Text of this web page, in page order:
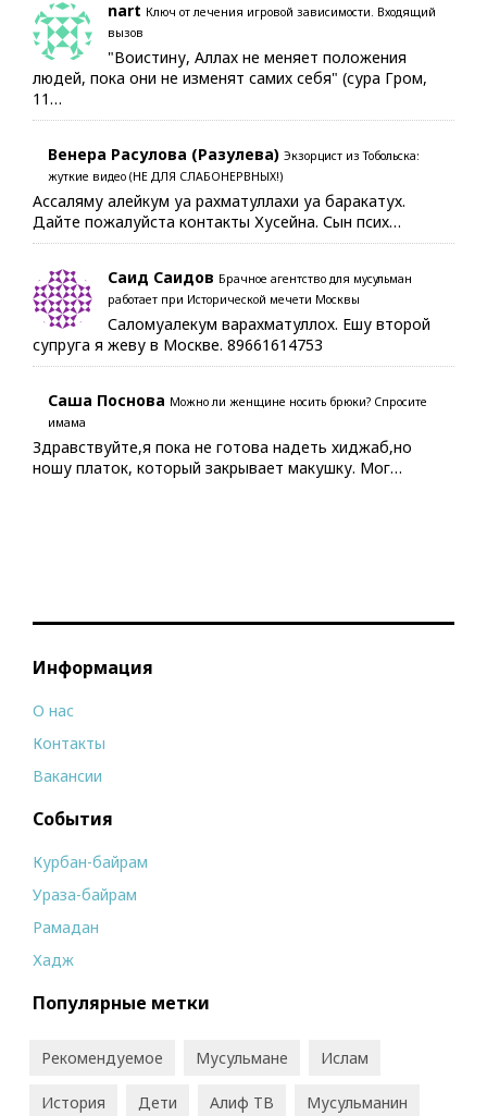
nart Ключ от лечения игровой зависимости. Входящий
вызов
"Воистину, Аллах не меняет положения
людей, пока они не изменят самих себя" (сура Гром,
11…
Венера Расулова (Разулева) Экзорцист из Тобольска:
жуткие видео (НЕ ДЛЯ СЛАБОНЕРВНЫХ!)
Ассаляму алейкум уа рахматуллахи уа баракатух.
Дайте пожалуйста контакты Хусейна. Сын псих…
Саид Саидов Брачное агентство для мусульман
работает при Исторической мечети Москвы
Саломуалекум варахматуллох. Ешу второй
супруга я жеву в Москве. 89661614753
Саша Поснова Можно ли женщине носить брюки? Спросите
имама
Здравствуйте,я пока не готова надеть хиджаб,но
ношу платок, который закрывает макушку. Мог…
Информация
О нас
Контакты
Вакансии
События
Курбан-байрам
Ураза-байрам
Рамадан
Хадж
Популярные метки
Рекомендуемое Мусульмане Ислам
История Дети Алиф ТВ Мусульманин